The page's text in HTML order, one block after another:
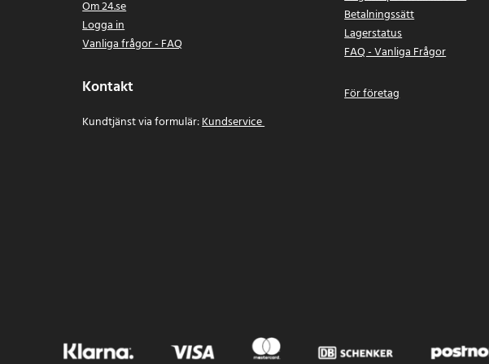
Om 24.se
Logga in
Vanliga frågor - FAQ
Kontakt
Kundtjänst via formulär:Kundservice
Betalningssätt
Lagerstatus
FAQ - Vanliga Frågor
För företag